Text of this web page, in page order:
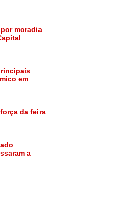
moradia
em
da feira
a